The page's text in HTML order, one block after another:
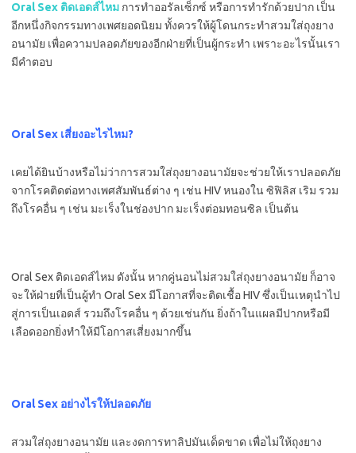
Oral Sex ติดเอดส์ไหม การทำออรัลเซ็กซ์ หรือการทำรักด้วยปาก เป็น
อีกหนึ่งกิจกรรมทางเพศยอดนิยม ทั้งควรให้ผู้โดนกระทำสวมใส่ถุงยาง
อนามัย เพื่อความปลอดภัยของอีกฝ่ายที่เป็นผู้กระทำ เพราะอะไรนั้นเรา
มีคำตอบ
Oral Sex เสี่ยงอะไรไหม?
เคยได้ยินบ้างหรือไม่ว่าการสวมใส่ถุงยางอนามัยจะช่วยให้เราปลอดภัย
จากโรคติดต่อทางเพศสัมพันธ์ต่าง ๆ เช่น HIV หนองใน ซิฟิลิส เริม รวม
ถึงโรคอื่น ๆ เช่น มะเร็งในช่องปาก มะเร็งต่อมทอนซิล เป็นต้น
Oral Sex ติดเอดส์ไหม ดังนั้น หากคู่นอนไม่สวมใส่ถุงยางอนามัย ก็อาจ
จะให้ฝ่ายที่เป็นผู้ทำ Oral Sex มีโอกาสที่จะติดเชื้อ HIV ซึ่งเป็นเหตุนำไป
สู่การเป็นเอดส์ รวมถึงโรคอื่น ๆ ด้วยเช่นกัน ยิ่งถ้าในแผลมีปากหรือมี
เลือดออกยิ่งทำให้มีโอกาสเสี่ยงมากขึ้น
Oral Sex อย่างไรให้ปลอดภัย
สวมใส่ถุงยางอนามัย และงดการทาลิปมันเด็ดขาด เพื่อไม่ให้ถุงยาง